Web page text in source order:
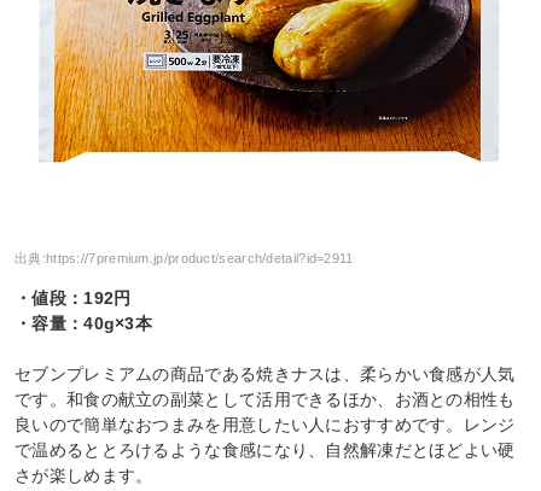
出典: https://7premium.jp/product/search/detail?id=2911
・値段：192円
・容量：40g×3本
セブンプレミアムの商品である焼きナスは、柔らかい食感が人気
です。和食の献立の副菜として活用できるほか、お酒との相性も
良いので簡単なおつまみを用意したい人におすすめです。レンジ
で温めるととろけるような食感になり、自然解凍だとほどよい硬
さが楽しめます。